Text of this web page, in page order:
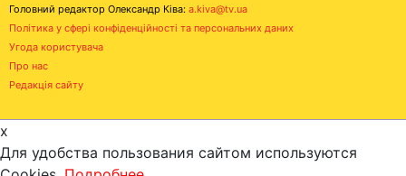
Головний редактор Олександр Ківа: a.kiva@tv.ua
Політика у сфері конфіденційності та персональних даних
Угода користувача
Про нас
Редакція сайту
x
Для удобства пользования сайтом используются